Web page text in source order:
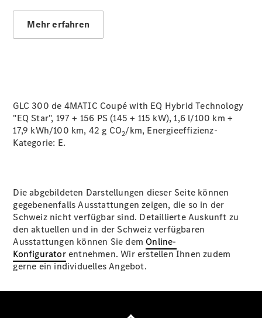
Mehr erfahren
GLC 300 de 4MATIC Coupé with EQ Hybrid Technology
"EQ Star", 197 + 156 PS (145 + 115 kW), 1,6 l/100 km +
17,9 kWh/100 km, 42 g CO2/km, Energieeffizienz-
Kategorie: E.
Die abgebildeten Darstellungen dieser Seite können
gegebenenfalls Ausstattungen zeigen, die so in der
Schweiz nicht verfügbar sind. Detaillierte Auskunft zu
den aktuellen und in der Schweiz verfügbaren
Ausstattungen können Sie dem Online-
Konfiguratorentnehmen. Wir erstellen Ihnen zudem
gerne ein individuelles Angebot.